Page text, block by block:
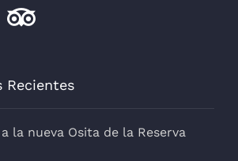
Recientes
la nueva Osita de la Reserva